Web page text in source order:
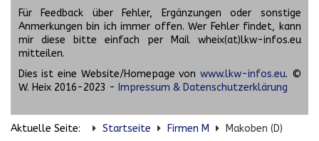
Für Feedback über Fehler, Ergänzungen oder sonstige
Anmerkungen bin ich immer offen. Wer Fehler findet, kann
mir diese bitte einfach per Mail wheix(at)lkw-infos.eu
mitteilen.
Dies ist eine Website/Homepage von www.lkw-infos.eu. ©
W. Heix 2016-2023 - Impressum & Datenschutzerklärung
Aktuelle Seite: Startseite Firmen M Makoben (D)